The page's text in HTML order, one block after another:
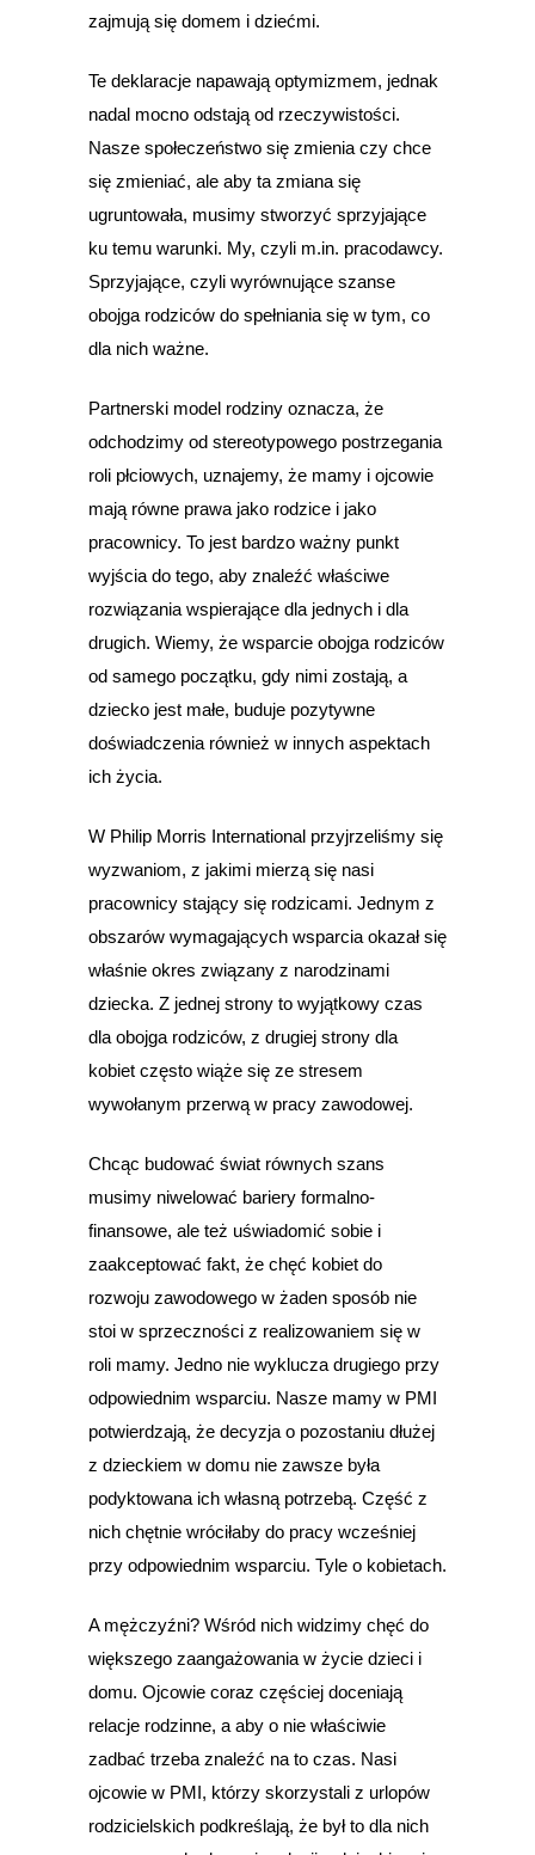
zajmują się domem i dziećmi.
Te deklaracje napawają optymizmem, jednak
nadal mocno odstają od rzeczywistości.
Nasze społeczeństwo się zmienia czy chce
się zmieniać, ale aby ta zmiana się
ugruntowała, musimy stworzyć sprzyjające
ku temu warunki. My, czyli m.in. pracodawcy.
Sprzyjające, czyli wyrównujące szanse
obojga rodziców do spełniania się w tym, co
dla nich ważne.
Partnerski model rodziny oznacza, że
odchodzimy od stereotypowego postrzegania
roli płciowych, uznajemy, że mamy i ojcowie
mają równe prawa jako rodzice i jako
pracownicy. To jest bardzo ważny punkt
wyjścia do tego, aby znaleźć właściwe
rozwiązania wspierające dla jednych i dla
drugich. Wiemy, że wsparcie obojga rodziców
od samego początku, gdy nimi zostają, a
dziecko jest małe, buduje pozytywne
doświadczenia również w innych aspektach
ich życia.
W Philip Morris International przyjrzeliśmy się
wyzwaniom, z jakimi mierzą się nasi
pracownicy stający się rodzicami. Jednym z
obszarów wymagających wsparcia okazał się
właśnie okres związany z narodzinami
dziecka. Z jednej strony to wyjątkowy czas
dla obojga rodziców, z drugiej strony dla
kobiet często wiąże się ze stresem
wywołanym przerwą w pracy zawodowej.
Chcąc budować świat równych szans
musimy niwelować bariery formalno-
finansowe, ale też uświadomić sobie i
zaakceptować fakt, że chęć kobiet do
rozwoju zawodowego w żaden sposób nie
stoi w sprzeczności z realizowaniem się w
roli mamy. Jedno nie wyklucza drugiego przy
odpowiednim wsparciu. Nasze mamy w PMI
potwierdzają, że decyzja o pozostaniu dłużej
z dzieckiem w domu nie zawsze była
podyktowana ich własną potrzebą. Część z
nich chętnie wróciłaby do pracy wcześniej
przy odpowiednim wsparciu. Tyle o kobietach.
A mężczyźni? Wśród nich widzimy chęć do
większego zaangażowania w życie dzieci i
domu. Ojcowie coraz częściej doceniają
relacje rodzinne, a aby o nie właściwie
zadbać trzeba znaleźć na to czas. Nasi
ojcowie w PMI, którzy skorzystali z urlopów
rodzicielskich podkreślają, że był to dla nich